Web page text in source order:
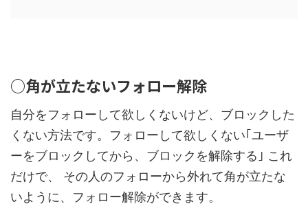
○角が立たないフォロー解除
自分をフォローして欲しくないけど、ブロックした
くない方法です。フォローして欲しくない｢ユーザ
ーをブロックしてから、ブロックを解除する｣ これ
だけで、 その人のフォローから外れて角が立たな
いように、フォロー解除ができます。